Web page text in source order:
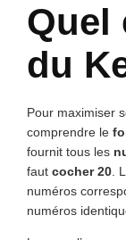
Quel
du
Pour maximiser
comprendre le
fournit tous les
faut cocher 20.
numéros
numéros